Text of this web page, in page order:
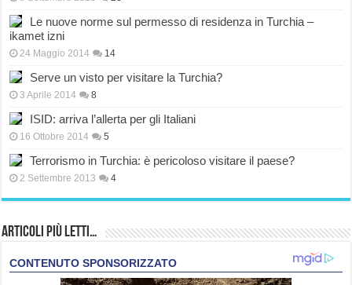
Le nuove norme sul permesso di residenza in Turchia –
ikamet izni
24 Maggio 2014 14
Serve un visto per visitare la Turchia?
3 Aprile 2014 8
ISID: arriva l’allerta per gli Italiani
16 Ottobre 2014 5
Terrorismo in Turchia: è pericoloso visitare il paese?
2 Settembre 2013 4
Articoli più Letti…